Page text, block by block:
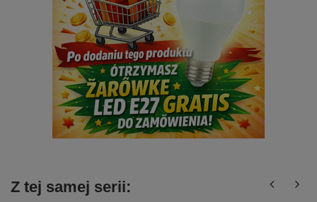
Z tej samej serii: